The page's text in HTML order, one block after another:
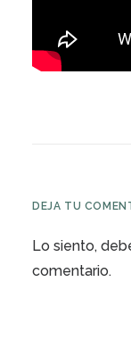
DEJA TU
Lo siento,
comentario.